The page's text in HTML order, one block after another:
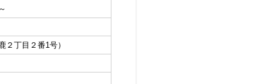
丁目２番1号）